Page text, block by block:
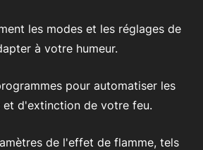
les modes et les réglages de
à votre humeur.
pour automatiser les
et d'extinction de votre feu.
de l'effet de flamme, tels